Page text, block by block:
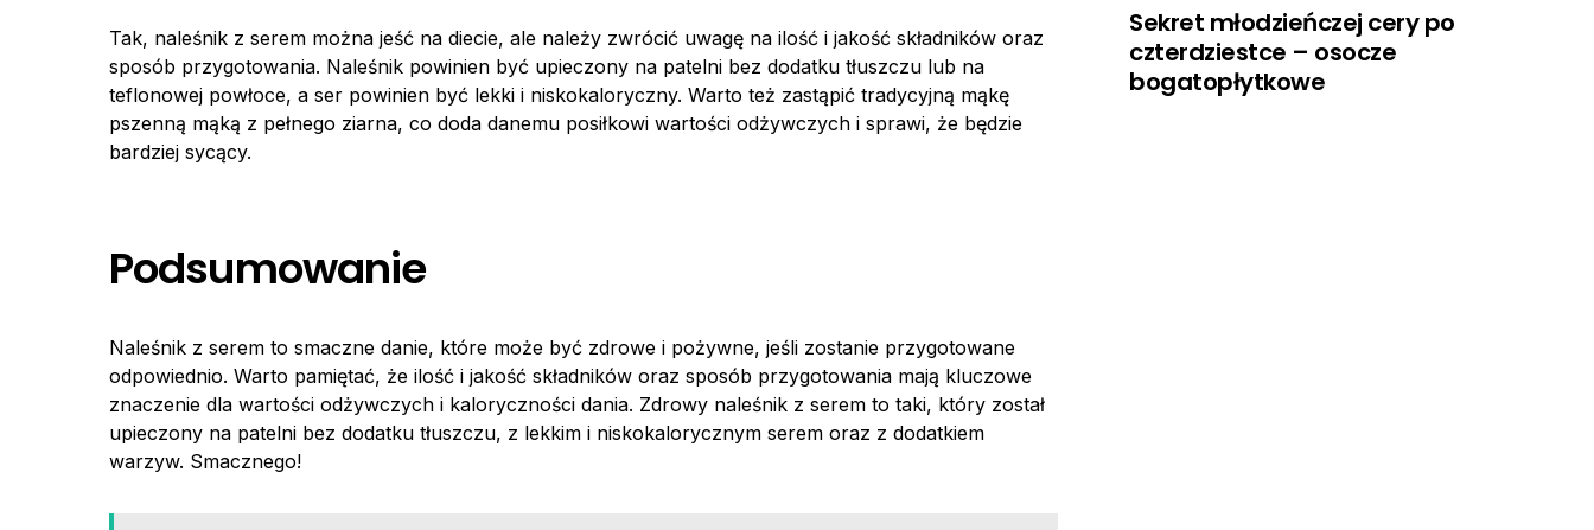
Tak, naleśnik z serem można jeść na diecie, ale należy zwrócić uwagę na ilość i jakość składników oraz
sposób przygotowania. Naleśnik powinien być upieczony na patelni bez dodatku tłuszczu lub na
teflonowej powłoce, a ser powinien być lekki i niskokaloryczny. Warto też zastąpić tradycyjną mąkę
pszenną mąką z pełnego ziarna, co doda danemu posiłkowi wartości odżywczych i sprawi, że będzie
bardziej sycący.
Podsumowanie
Naleśnik z serem to smaczne danie, które może być zdrowe i pożywne, jeśli zostanie przygotowane
odpowiednio. Warto pamiętać, że ilość i jakość składników oraz sposób przygotowania mają kluczowe
znaczenie dla wartości odżywczych i kaloryczności dania. Zdrowy naleśnik z serem to taki, który został
upieczony na patelni bez dodatku tłuszczu, z lekkim i niskokalorycznym serem oraz z dodatkiem
warzyw. Smacznego!
Sekret młodzieńczej cery po
czterdziestce – osocze
bogatopłytkowe